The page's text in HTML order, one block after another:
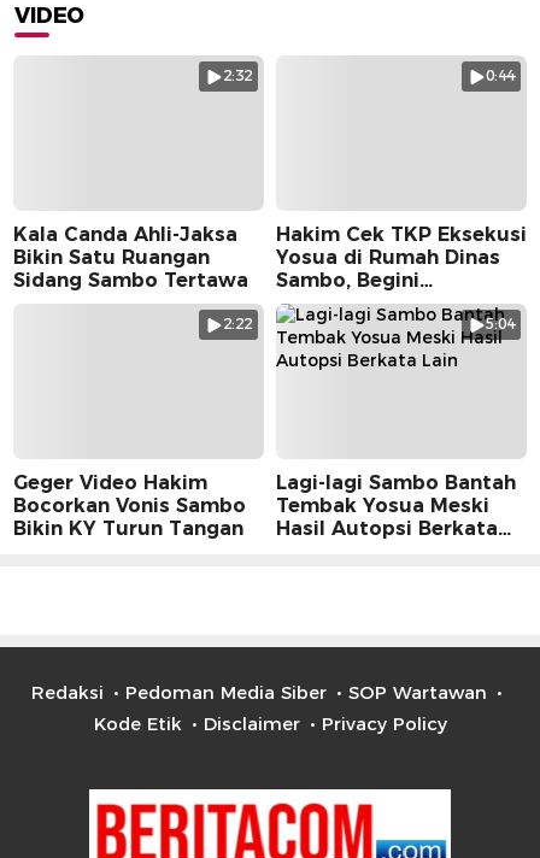
VIDEO
2:32
Kala Canda Ahli-Jaksa
Bikin Satu Ruangan
Sidang Sambo Tertawa
0:44
Hakim Cek TKP Eksekusi
Yosua di Rumah Dinas
Sambo, Begini
Suasananya
2:22
Geger Video Hakim
Bocorkan Vonis Sambo
Bikin KY Turun Tangan
5:04
Lagi-lagi Sambo Bantah
Tembak Yosua Meski
Hasil Autopsi Berkata
Redaksi Pedoman Media Siber
SOP Wartawan
Kode Etik
Disclaimer Privacy Policy